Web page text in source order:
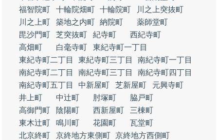
福智院町
十輪院畑町 十輪院町
川之上突抜町
川之上町
築地之内町 納院町
薬師堂町
毘沙門町
芝突抜町 紀寺町
西紀寺町
高畑町
白毫寺町
東紀寺町一丁目
東紀寺町二丁目
東紀寺町三丁目
南紀寺町一丁目
南紀寺町二丁目
南紀寺町三丁目
南紀寺町四丁目
南紀寺町五丁目
中新屋町 芝新屋町
元興寺町
井上町
中辻町 肘塚町
脇戸町
高御門町
陰陽町 西新屋町
三棟町
東木辻町
鳴川町 花園町
瓦堂町
北京終町
京終地方東側町 京終地方西側町